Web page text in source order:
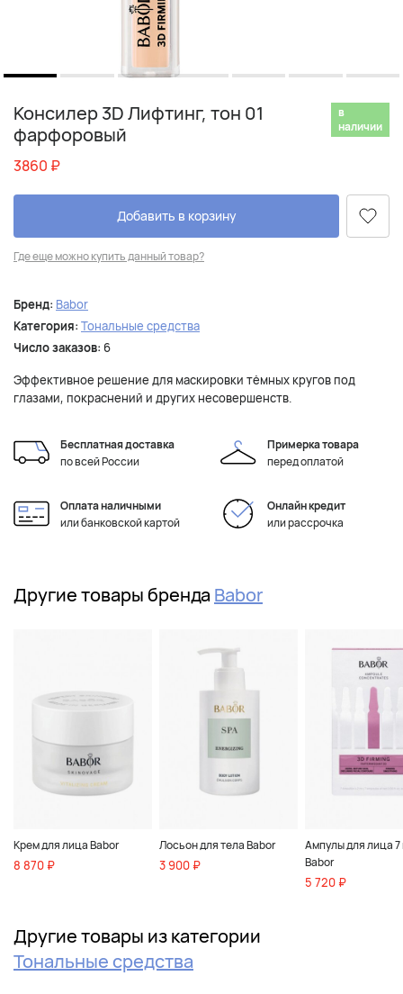
Консилер 3D Лифтинг, тон 01
фарфоровый
в
наличии
3860 ₽
Добавить в корзину
Где еще можно купить данный товар?
Бренд: Babor
Категория: Тональные средства
Число заказов: 6
Эффективное решение для маскировки тёмных кругов под
глазами, покраснений и других несовершенств.
Бесплатная доставка
по всей России
Примерка товара
перед оплатой
Оплата наличными
или банковской картой
Онлайн кредит
или рассрочка
Другие товары бренда Babor
Крем для лица Babor
8 870 ₽
Лосьон для тела Babor
3 900 ₽
Ампулы для лица 7
Babor
5 720 ₽
Другие товары из категории
Тональные средства